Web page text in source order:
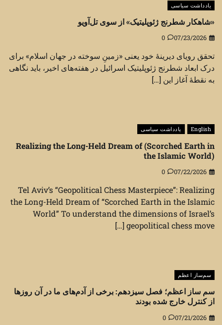
یادداشت سیاسی
«شاهکار شطرنج ژئوپلیتیک» از سوی تل‌آویو
07/23/2026
0
تحقق رویای دیرینهٔ خود یعنی «زمینِ سوخته در جهان اسلام» برای
درک ابعاد شطرنج ژئوپلیتیک اسرائیل در هفته‌های اخیر، باید نگاهی
به نقطهٔ آغاز این […]
English یادداشت سیاسی
Realizing the Long-Held Dream of (Scorched Earth in
the Islamic World)
07/22/2026
0
Tel Aviv’s “Geopolitical Chess Masterpiece”: Realizing
the Long-Held Dream of “Scorched Earth in the Islamic
World” To understand the dimensions of Israel’s
geopolitical chess move […]
سم‌ساز اعظم
سم ساز اعظم؛ فصل سیزدهم: برخی از آدم‌های ما در آن روزها
از کنترل خارج شده بودند
07/21/2026
0